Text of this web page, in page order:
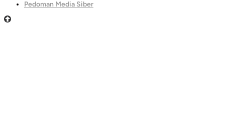
Pedoman Media Siber